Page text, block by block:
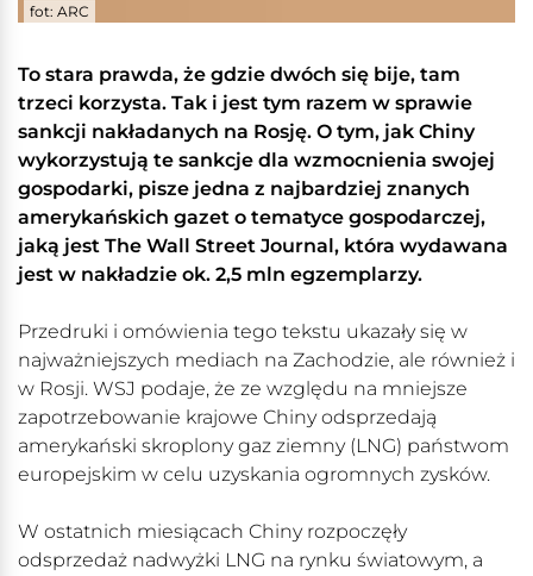
fot: ARC
To stara prawda, że gdzie dwóch się bije, tam
trzeci korzysta. Tak i jest tym razem w sprawie
sankcji nakładanych na Rosję. O tym, jak Chiny
wykorzystują te sankcje dla wzmocnienia swojej
gospodarki, pisze jedna z najbardziej znanych
amerykańskich gazet o tematyce gospodarczej,
jaką jest The Wall Street Journal, która wydawana
jest w nakładzie ok. 2,5 mln egzemplarzy.
Przedruki i omówienia tego tekstu ukazały się w
najważniejszych mediach na Zachodzie, ale również i
w Rosji. WSJ podaje, że ze względu na mniejsze
zapotrzebowanie krajowe Chiny odsprzedają
amerykański skroplony gaz ziemny (LNG) państwom
europejskim w celu uzyskania ogromnych zysków.
W ostatnich miesiącach Chiny rozpoczęły
odsprzedaż nadwyżki LNG na rynku światowym, a